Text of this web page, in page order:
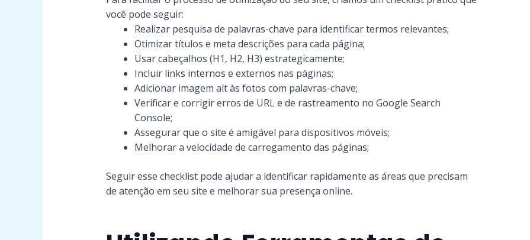
você pode seguir:
Realizar pesquisa de palavras-chave para identificar termos relevantes;
Otimizar títulos e meta descrições para cada página;
Usar cabeçalhos (H1, H2, H3) estrategicamente;
Incluir links internos e externos nas páginas;
Adicionar imagem alt às fotos com palavras-chave;
Verificar e corrigir erros de URL e de rastreamento no Google Search
Console;
Assegurar que o site é amigável para dispositivos móveis;
Melhorar a velocidade de carregamento das páginas;
Seguir esse checklist pode ajudar a identificar rapidamente as áreas que precisam
de atenção em seu site e melhorar sua presença online.